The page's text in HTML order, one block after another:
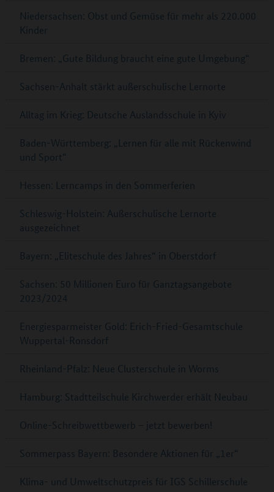
Niedersachsen: Obst und Gemüse für mehr als 220.000
Kinder
Bremen: „Gute Bildung braucht eine gute Umgebung“
Sachsen-Anhalt stärkt außerschulische Lernorte
Alltag im Krieg: Deutsche Auslandsschule in Kyiv
Baden-Württemberg: „Lernen für alle mit Rückenwind
und Sport“
Hessen: Lerncamps in den Sommerferien
Schleswig-Holstein: Außerschulische Lernorte
ausgezeichnet
Bayern: „Eliteschule des Jahres“ in Oberstdorf
Sachsen: 50 Millionen Euro für Ganztagsangebote
2023/2024
Energiesparmeister Gold: Erich-Fried-Gesamtschule
Wuppertal-Ronsdorf
Rheinland-Pfalz: Neue Clusterschule in Worms
Hamburg: Stadtteilschule Kirchwerder erhält Neubau
Online-Schreibwettbewerb – jetzt bewerben!
Sommerpass Bayern: Besondere Aktionen für „1er“
Klima- und Umweltschutzpreis für IGS Schillerschule